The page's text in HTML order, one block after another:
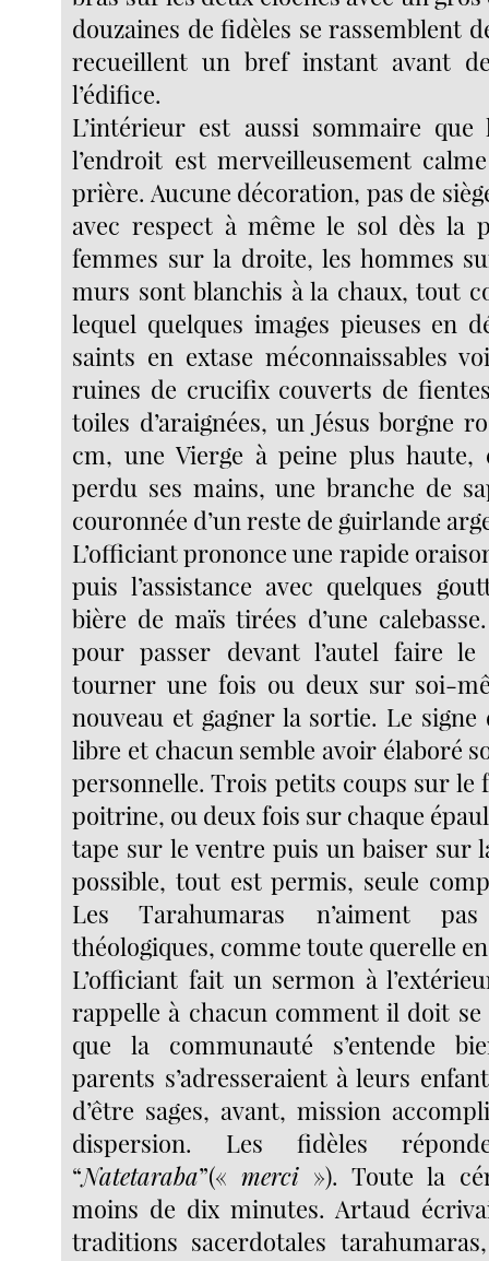
douzaines de fidèles se rassemblent
recueillent un bref instant avant
l’édifice.
L’intérieur est aussi sommaire que
l’endroit est merveilleusement
prière. Aucune décoration, pas de
avec respect à même le sol dès la
femmes sur la droite, les hommes
murs sont blanchis à la chaux, tout
lequel quelques images pieuses en
saints en extase méconnaissables
ruines de crucifix couverts de
toiles d’araignées, un Jésus borgne
cm, une Vierge à peine plus
perdu ses mains, une branche de
couronnée d’un reste de guirlande
L’officiant prononce une rapide
puis l’assistance avec quelques
bière de maïs tirées d’une
pour passer devant l’autel faire
tourner une fois ou deux sur soi-
nouveau et gagner la sortie. Le
libre et chacun semble avoir élaboré
personnelle. Trois petits coups sur le
poitrine, ou deux fois sur chaque
tape sur le ventre puis un baiser sur
possible, tout est permis, seule
Les Tarahumaras n’aiment
théologiques, comme toute querelle
L’officiant fait un sermon à
rappelle à chacun comment il doit
que la communauté s’entende
parents s’adresseraient à leurs
d’être sages, avant, mission
dispersion. Les fidèles
“Natetaraba”(«merci »). Toute la
moins de dix minutes. Artaud
traditions sacerdotales